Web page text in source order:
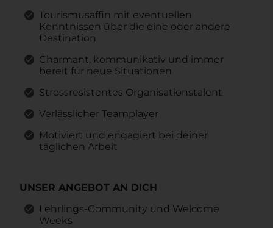
Tourismusaffin mit eventuellen
Kenntnissen über die eine oder andere
Destination
Charmant, kommunikativ und immer
bereit für neue Situationen
Stressresistentes Organisationstalent
Verlässlicher Teamplayer
Motiviert und engagiert bei deiner
täglichen Arbeit
UNSER ANGEBOT AN DICH
Lehrlings-Community und Welcome
Weeks